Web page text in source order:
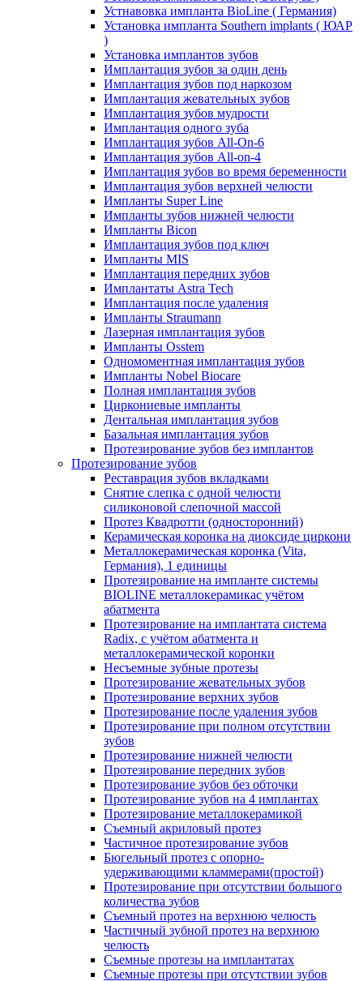
Устнавовка импланта BioLine ( Германия)
Установка импланта Southern implants ( ЮАР
)
Установка имплантов зубов
Имплантация зубов за один день
Имплантация зубов под наркозом
Имплантация жевательных зубов
Имплантация зубов мудрости
Имплантация одного зуба
Имплантация зубов All-On-6
Имплантация зубов All-on-4
Имплантация зубов во время беременности
Имплантация зубов верхней челюсти
Импланты Super Line
Импланты зубов нижней челюсти
Импланты Bicon
Имплантация зубов под ключ
Импланты MIS
Имплантация передних зубов
Имплантаты Astra Tech
Имплантация после удаления
Импланты Straumann
Лазерная имплантация зубов
Импланты Osstem
Одномоментная имплантация зубов
Импланты Nobel Biocare
Полная имплантация зубов
Циркониевые импланты
Дентальная имплантация зубов
Базальная имплантация зубов
Протезирование зубов без имплантов
Протезирование зубов
Реставрация зубов вкладками
Снятие слепка с одной челюсти
силиконовой слепочной массой
Протез Квадротти (односторонний)
Керамическая коронка на диоксиде циркони
Металлокерамическая коронка (Vita,
Германия), 1 единицы
Протезирование на импланте системы
BIOLINE металлокерамикас учётом
абатмента
Протезирование на имплантата система
Radix, с учётом абатмента и
металлокерамической коронки
Несъемные зубные протезы
Протезирование жевательных зубов
Протезирование верхних зубов
Протезирование после удаления зубов
Протезирование при полном отсутствии
зубов
Протезирование нижней челюсти
Протезирование передних зубов
Протезирование зубов без обточки
Протезирование зубов на 4 имплантах
Протезирование металлокерамикой
Съемный акриловый протез
Частичное протезирование зубов
Бюгельный протез с опорно-
удерживающими кламмерами(простой)
Протезирование при отсутствии большого
количества зубов
Съемный протез на верхнюю челюсть
Частичный зубной протез на верхнюю
челюсть
Съемные протезы на имплантатах
Съемные протезы при отсутствии зубов